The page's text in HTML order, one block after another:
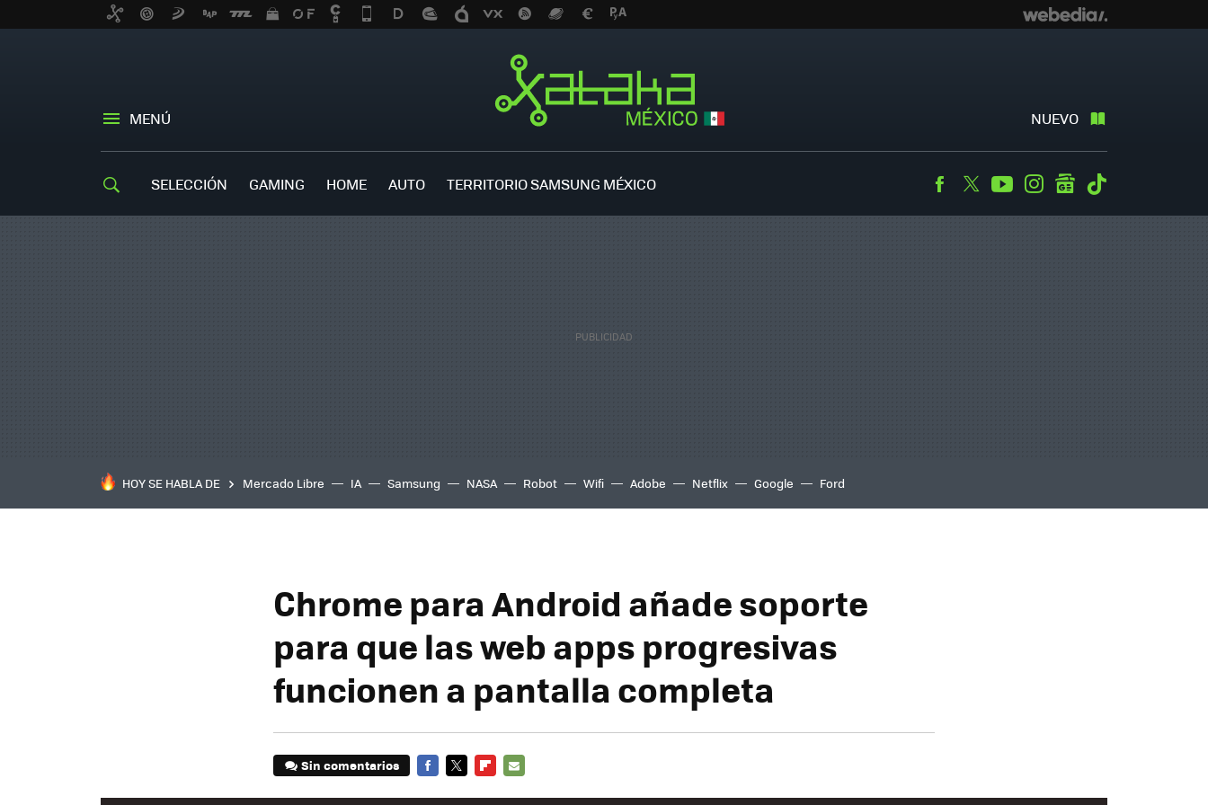
MENÚ NUEVO
SELECCIÓN GAMING HOME AUTO TERRITORIO SAMSUNG MÉXICO Facebook
TwitterYoutubeInstagramgooglenews
HOY SE HABLA DE Mercado Libre IA Samsung NASA Robot Wifi Adobe Netflix Google Ford
Chrome para Android añade soporte
para que las web apps progresivas
funcionen a pantalla completa
Sin comentarios